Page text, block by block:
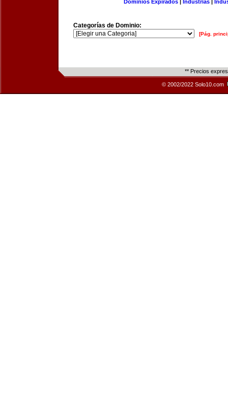
Dominios Expirados | Industrias |
Categorías de Dominio:
[Pág.
** Precios
© 2002/2022 Solo10.com